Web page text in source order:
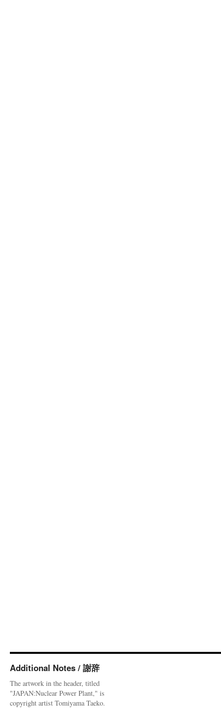
Additional Notes / 謝辞
The artwork in the header, titled
"JAPAN:Nuclear Power Plant," is
copyright artist Tomiyama Taeko.